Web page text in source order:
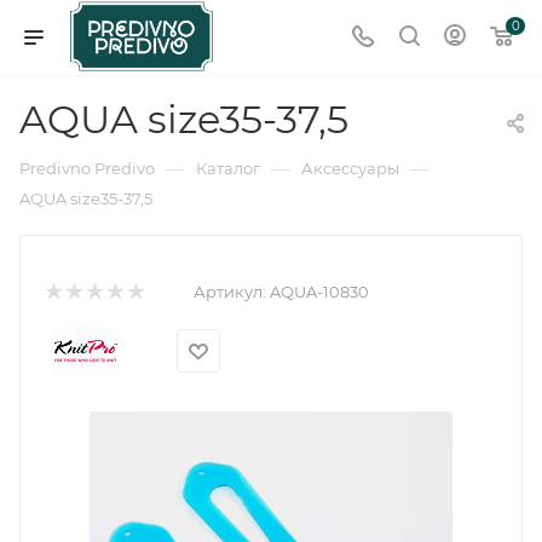
0
AQUA size35-37,5
Predivno Predivo — Каталог — Аксессуары —
AQUA size35-37,5
Артикул: AQUA-10830